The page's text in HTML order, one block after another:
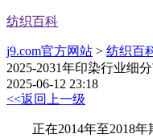
纺织百科
j9.com官方网站 > 纺织百
2025-2031年印染行业细
2025-06-12 23:18
<<返回上一级
正在2014年至2018年